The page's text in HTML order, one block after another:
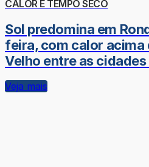
CALOR E TEMPO SECO
Sol predomina em
feira, com calor acima
Velho entre as
Veja mais